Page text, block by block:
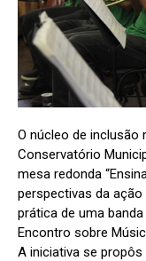
O núcleo de inclusão
Conservatório
mesa redonda
perspectivas da ação
prática de uma
Encontro sobre
A iniciativa se